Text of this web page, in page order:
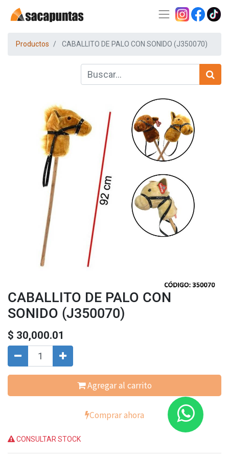
Productos CABALLITO DE PALO CON SONIDO (J350070)
CABALLITO DE PALO CON
SONIDO (J350070)
$ 30,000.01
Agregar al carrito
Comprar ahora
CONSULTAR STOCK